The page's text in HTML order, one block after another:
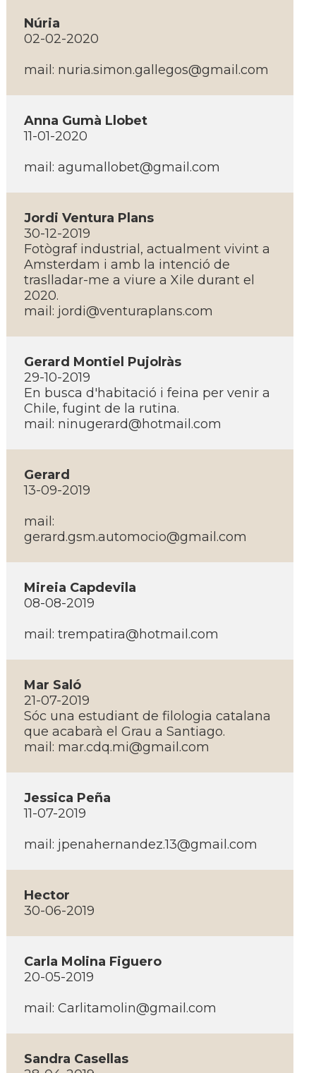
Núria
02-02-2020
mail: nuria.simon.gallegos@gmail.com
Anna Gumà Llobet
11-01-2020
mail: agumallobet@gmail.com
Jordi Ventura Plans
30-12-2019
Fotògraf industrial, actualment vivint a
Amsterdam i amb la intenció de
traslladar-me a viure a Xile durant el
2020.
mail: jordi@venturaplans.com
Gerard Montiel Pujolràs
29-10-2019
En busca d'habitació i feina per venir a
Chile, fugint de la rutina.
mail: ninugerard@hotmail.com
Gerard
13-09-2019
mail:
gerard.gsm.automocio@gmail.com
Mireia Capdevila
08-08-2019
mail: trempatira@hotmail.com
Mar Saló
21-07-2019
Sóc una estudiant de filologia catalana
que acabarà el Grau a Santiago.
mail: mar.cdq.mi@gmail.com
Jessica Peña
11-07-2019
mail: jpenahernandez.13@gmail.com
Hector
30-06-2019
Carla Molina Figuero
20-05-2019
mail: Carlitamolin@gmail.com
Sandra Casellas